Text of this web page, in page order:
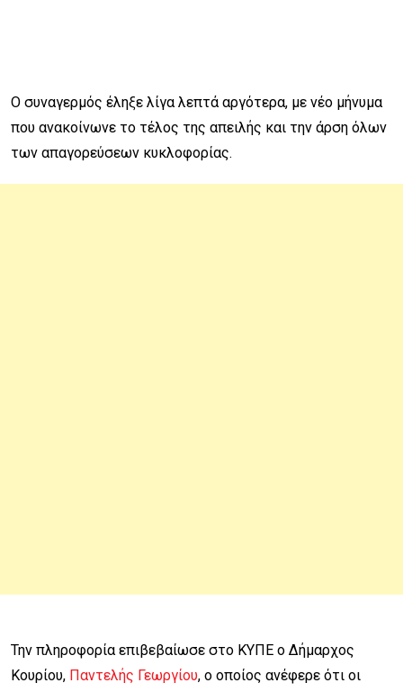
Ο συναγερμός έληξε λίγα λεπτά αργότερα, με νέο μήνυμα
που ανακοίνωνε το τέλος της απειλής και την άρση όλων
των απαγορεύσεων κυκλοφορίας.
Την πληροφορία επιβεβαίωσε στο ΚΥΠΕ ο Δήμαρχος
Κουρίου, Παντελής Γεωργίου, ο οποίος ανέφερε ότι οι